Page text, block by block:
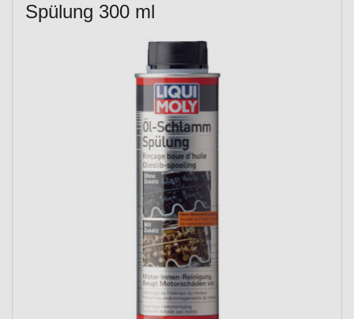
Spülung 300 ml